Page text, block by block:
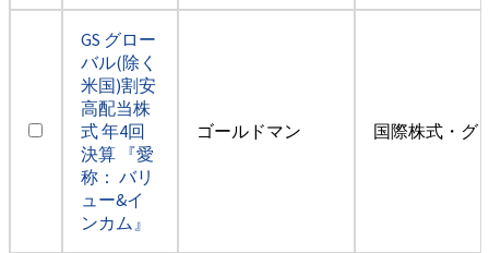
GS グロー
バル(除く
米国)割安
高配当株
式 年4回
決算 『愛
称： バリ
ュー&イ
ンカム』
ゴールドマン 国際株式・グ